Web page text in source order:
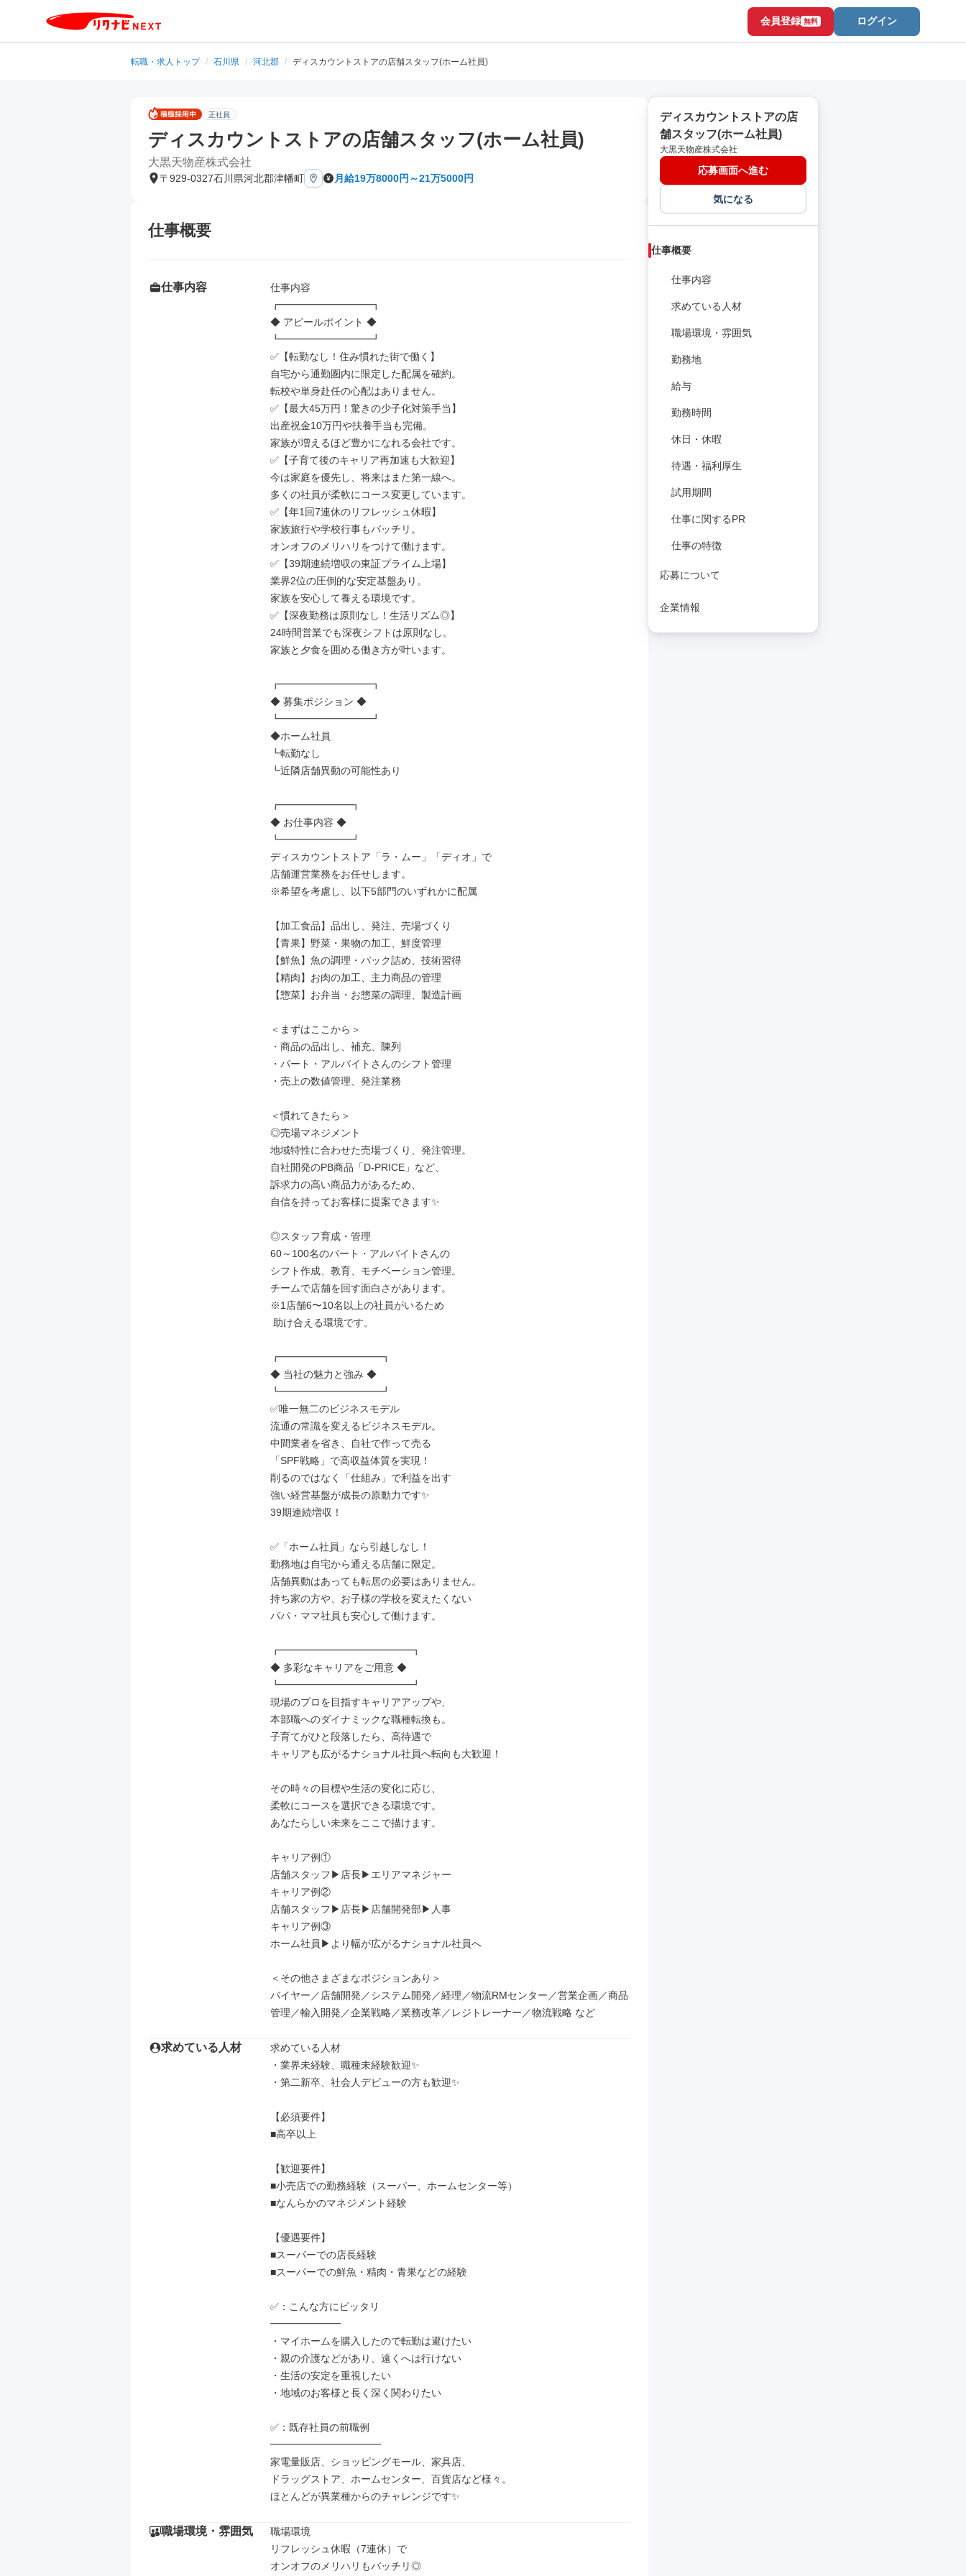
会員登録 無料 ログイン
転職・求人トップ / 石川県 / 河北郡 / ディスカウントストアの店舗スタッフ(ホーム社員)
正社員
ディスカウントストアの店舗スタッフ(ホーム社員)
大黒天物産株式会社
〒929-0327石川県河北郡津幡町 月給19万8000円～21万5000円
仕事概要
仕事内容
仕事内容
┏━━━━━━━━━┓
◆ アピールポイント ◆
┗━━━━━━━━━┛
✅【転勤なし！住み慣れた街で働く】
自宅から通勤圏内に限定した配属を確約。
転校や単身赴任の心配はありません。
✅【最大45万円！驚きの少子化対策手当】
出産祝金10万円や扶養手当も完備。
家族が増えるほど豊かになれる会社です。
✅【子育て後のキャリア再加速も大歓迎】
今は家庭を優先し、将来はまた第一線へ。
多くの社員が柔軟にコース変更しています。
✅【年1回7連休のリフレッシュ休暇】
家族旅行や学校行事もバッチリ。
オンオフのメリハリをつけて働けます。
✅【39期連続増収の東証プライム上場】
業界2位の圧倒的な安定基盤あり。
家族を安心して養える環境です。
✅【深夜勤務は原則なし！生活リズム◎】
24時間営業でも深夜シフトは原則なし。
家族と夕食を囲める働き方が叶います。
┏━━━━━━━━━┓
◆ 募集ポジション ◆
┗━━━━━━━━━┛
◆ホーム社員
┗転勤なし
┗近隣店舗異動の可能性あり
┏━━━━━━━┓
◆ お仕事内容 ◆
┗━━━━━━━┛
ディスカウントストア「ラ・ムー」「ディオ」で
店舗運営業務をお任せします。
※希望を考慮し、以下5部門のいずれかに配属
【加工食品】品出し、発注、売場づくり
【青果】野菜・果物の加工、鮮度管理
【鮮魚】魚の調理・パック詰め、技術習得
【精肉】お肉の加工、主力商品の管理
【惣菜】お弁当・お惣菜の調理、製造計画
＜まずはここから＞
・商品の品出し、補充、陳列
・パート・アルバイトさんのシフト管理
・売上の数値管理、発注業務
＜慣れてきたら＞
◎売場マネジメント
地域特性に合わせた売場づくり、発注管理。
自社開発のPB商品「D-PRICE」など、
訴求力の高い商品力があるため、
自信を持ってお客様に提案できます✨
◎スタッフ育成・管理
60～100名のパート・アルバイトさんの
シフト作成、教育、モチベーション管理。
チームで店舗を回す面白さがあります。
※1店舗6〜10名以上の社員がいるため
┏━━━━━━━━━━┓
◆ 当社の魅力と強み ◆
┗━━━━━━━━━━┛
✅唯一無二のビジネスモデル
流通の常識を変えるビジネスモデル。
中間業者を省き、自社で作って売る
「SPF戦略」で高収益体質を実現！
削るのではなく「仕組み」で利益を出す
強い経営基盤が成長の原動力です✨
39期連続増収！
✅「ホーム社員」なら引越しなし！
勤務地は自宅から通える店舗に限定。
店舗異動はあっても転居の必要はありません。
持ち家の方や、お子様の学校を変えたくない
パパ・ママ社員も安心して働けます。
┏━━━━━━━━━━━━━┓
◆ 多彩なキャリアをご用意 ◆
┗━━━━━━━━━━━━━┛
現場のプロを目指すキャリアアップや、
本部職へのダイナミックな職種転換も。
子育てがひと段落したら、高待遇で
キャリアも広がるナショナル社員へ転向も大歓迎！
その時々の目標や生活の変化に応じ、
柔軟にコースを選択できる環境です。
あなたらしい未来をここで描けます。
キャリア例①
店舗スタッフ▶︎店長▶︎エリアマネジャー
キャリア例②
店舗スタッフ▶︎店長▶︎店舗開発部▶︎人事
キャリア例③
ホーム社員▶︎より幅が広がるナショナル社員へ
＜その他さまざまなポジションあり＞
バイヤー／店舗開発／システム開発／経理／物流RMセンター／営業企画／商品
管理／輸入開発／企業戦略／業務改革／レジトレーナー／物流戦略 など
求めている人材
求めている人材
・業界未経験、職種未経験歓迎✨
・第二新卒、社会人デビューの方も歓迎✨
【必須要件】
■高卒以上
【歓迎要件】
■小売店での勤務経験（スーパー、ホームセンター等）
■なんらかのマネジメント経験
【優遇要件】
■スーパーでの店長経験
■スーパーでの鮮魚・精肉・青果などの経験
✅：こんな方にピッタリ
━━━━━━━
・マイホームを購入したので転勤は避けたい
・親の介護などがあり、遠くへは行けない
・生活の安定を重視したい
・地域のお客様と長く深く関わりたい
✅：既存社員の前職例
━━━━━━━━━━━
家電量販店、ショッピングモール、家具店、
ドラッグストア、ホームセンター、百貨店など様々。
ほとんどが異業種からのチャレンジです✨
職場環境・雰囲気
職場環境
リフレッシュ休暇（7連休）で
オンオフのメリハリもバッチリ◎
ディスカウントストアの店
舗スタッフ(ホーム社員)
大黒天物産株式会社
応募画面へ進む
気になる
仕事概要
仕事内容
求めている人材
職場環境・雰囲気
勤務地
給与
勤務時間
休日・休暇
待遇・福利厚生
試用期間
仕事に関するPR
仕事の特徴
応募について
企業情報